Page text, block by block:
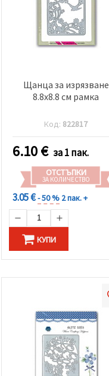
Щанца за изрязване
8.8x8.8 см рамка
Код: 822817
6.10€ за 1 пак.
ОТСТЪПКИ
ЗА КОЛИЧЕСТВО
3.05 €- 50 % 2 пак. +
КУПИ